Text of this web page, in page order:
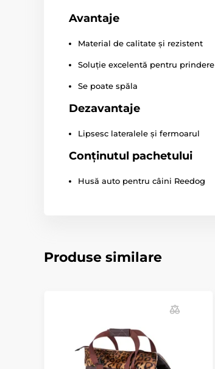
Avantaje
Material de calitate și rezistent
Soluție excelentă pentru prindere
Se poate spăla
Dezavantaje
Lipsesc lateralele și fermoarul
Conținutul pachetului
Husă auto pentru câini Reedog
Produse similare